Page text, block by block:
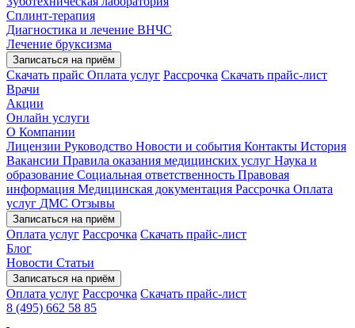
Сплинт-терапия
Диагностика и лечение ВНЧС
Лечение бруксизма
Записаться на приём
Скачать прайс Оплата услуг Рассрочка Скачать прайс-лист
Врачи
Акции
Онлайн услуги
О Компании
Лицензии Руководство Новости и события Контакты История
Вакансии Правила оказания медицинских услуг Наука и
образование Социальная ответственность Правовая
информация Медицинская документация Рассрочка Оплата
услуг ДМС Отзывы
Записаться на приём
Оплата услуг Рассрочка Скачать прайс-лист
Блог
Новости Статьи
Записаться на приём
Оплата услуг Рассрочка Скачать прайс-лист
8 (495) 662 58 85